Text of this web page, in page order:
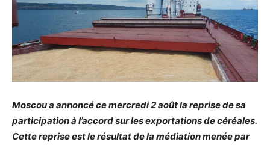
Moscou a annoncé ce mercredi 2 août la reprise de sa
participation à l’accord sur les exportations de céréales.
Cette reprise est le résultat de la médiation menée par